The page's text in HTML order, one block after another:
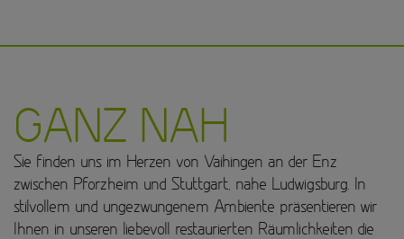
GANZ NAH
Sie finden uns im Herzen von Vaihingen an der Enz
zwischen Pforzheim und Stuttgart, nahe Ludwigsburg. In
stilvollem und ungezwungenem Ambiente präsentieren wir
Ihnen in unseren liebevoll restaurierten Räumlichkeiten die